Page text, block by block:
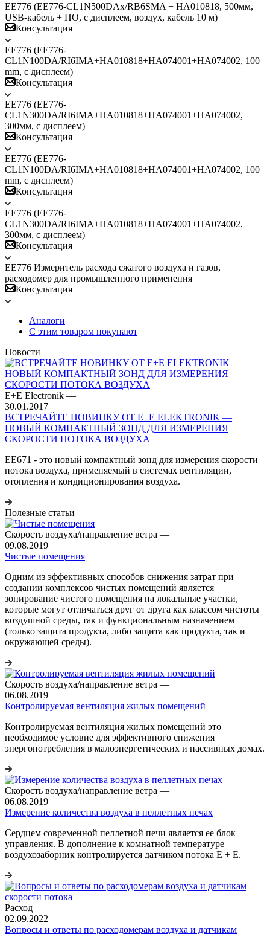
ЕЕ776 (EE776-CL1N500DAx/RB6SMA + HA010818, 500мм,
USB-кабель + ПО, с дисплеем, воздух, кабель 10 м)
Консультация
ЕЕ776 (EE776-
CL1N100DА/RI6IMA+HA010818+HA074001+HA074002, 100
mm, с дисплеем)
Консультация
ЕЕ776 (EE776-
CL1N300DА/RI6IMA+HA010818+HA074001+HA074002,
300мм, с дисплеем)
Консультация
ЕЕ776 (EE776-
CL1N100DА/RI6IMA+HA010818+HA074001+HA074002, 100
mm, с дисплеем)
Консультация
ЕЕ776 (EE776-
CL1N300DА/RI6IMA+HA010818+HA074001+HA074002,
300мм, с дисплеем)
Консультация
ЕЕ776 Измеритель расхода сжатого воздуха и газов,
расходомер для промышленного применения
Консультация
Аналоги
С этим товаром покупают
Новости
E+E Electronik —
30.01.2017
ВСТРЕЧАЙТЕ НОВИНКУ ОТ E+E ELEKTRONIK —
НОВЫЙ КОМПАКТНЫЙ ЗОНД ДЛЯ ИЗМЕРЕНИЯ
СКОРОСТИ ПОТОКА ВОЗДУХА
EE671 - это новый компактный зонд для измерения скорости
потока воздуха, применяемый в системах вентиляции,
отопления и кондиционирования воздуха.
Полезные статьи
Скорость воздуха/направление ветра —
09.08.2019
Чистые помещения
Одним из эффективных способов снижения затрат при
создании комплексов чистых помещений является
зонирование чистого помещения на локальные участки,
которые могут отличаться друг от друга как классом чистоты
воздушной среды, так и функциональным назначением
(только защита продукта, либо защита как продукта, так и
окружающей среды).
Скорость воздуха/направление ветра —
06.08.2019
Контролируемая вентиляция жилых помещений
Контролируемая вентиляция жилых помещений это
необходимое условие для эффективного снижения
энергопотребления в малоэнергетических и пассивных домах.
Скорость воздуха/направление ветра —
06.08.2019
Измерение количества воздуха в пеллетных печах
Сердцем современной пеллетной печи является ее блок
управления. В дополнение к комнатной температуре
воздухозаборник контролируется датчиком потока E + E.
Расход —
02.09.2022
Вопросы и ответы по расходомерам воздуха и датчикам